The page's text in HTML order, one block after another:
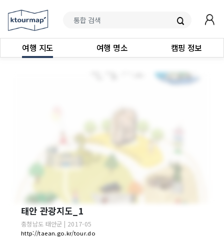
여행 지도 여행 명소 캠핑 정보
태안 관광지도_1
충청남도 태안군 | 2017-05
http://taean.go.kr/tour.do